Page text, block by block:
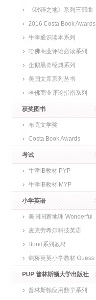
《破碎之地》系列三部曲
2016 Costa Book Awards
牛津通识读本系列
哈佛商业评论必读系列
企鹅黑脊经典系列
美国文库系列丛书
哈佛商业评论指南系列
获奖图书
布克文学奖
Costa Book Awards
考试
牛津IB教材 PYP
牛津IB教材 MYP
小学英语
美国国家地理 Wonderful
World
麦克劳希尔科技英语
Bond系列教材
剑桥英英小学教材 Guess
What
PUP 普林斯顿大学出版社
普林斯顿应用数学系列